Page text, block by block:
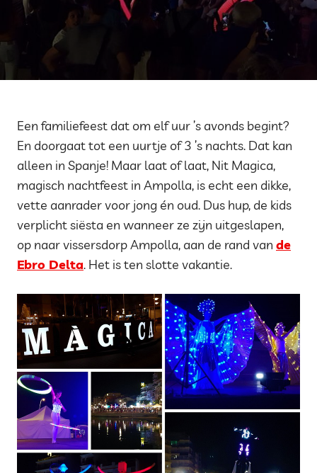
Een familiefeest dat om elf uur ’s avonds begint?
En doorgaat tot een uurtje of 3 ’s nachts. Dat kan
alleen in Spanje! Maar laat of laat, Nit Magica,
magisch nachtfeest in Ampolla, is echt een dikke,
vette aanrader voor jong én oud. Dus hup, de kids
verplicht siësta en wanneer ze zijn uitgeslapen,
op naar vissersdorp Ampolla, aan de rand van de
Ebro Delta. Het is ten slotte vakantie.